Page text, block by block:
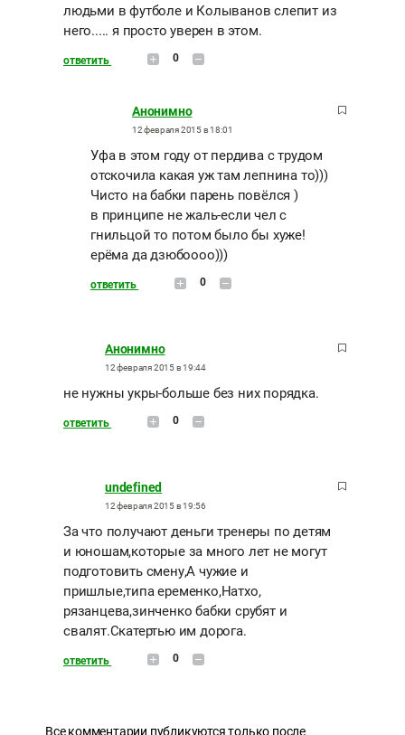
людьми в футболе и Колыванов слепит из
него..... я просто уверен в этом.
ответить 0
Анонимно
12 февраля 2015 в 18:01
Уфа в этом году от пердива с трудом
отскочила какая уж там лепнина то)))
Чисто на бабки парень повёлся )
в принципе не жаль-если чел с
гнильцой то потом было бы хуже!
ерёма да дзюбоооо)))
ответить 0
Анонимно
12 февраля 2015 в 19:44
не нужны укры-больше без них порядка.
ответить 0
undefined
12 февраля 2015 в 19:56
За что получают деньги тренеры по детям
и юношам,которые за много лет не могут
подготовить смену,А чужие и
пришлые,типа еременко,Натхо,
рязанцева,зинченко бабки срубят и
свалят.Скатертью им дорога.
ответить 0
Все комментарии публикуются только после